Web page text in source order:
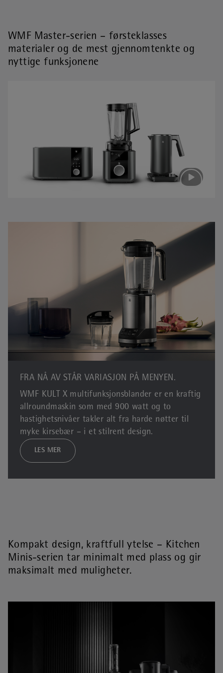
WMF Master-serien – førsteklasses
materialer og de mest gjennomtenkte og
nyttige funksjonene
FRA NÅ AV STÅR VARIASJON PÅ MENYEN.
WMF KULT X multifunksjonsblander er en kraftig
allroundmaskin som med 900 watt og to
hastighetsnivåer takler alt fra harde nøtter til
myke kirsebær – i et stilrent design.
LES MER
Kompakt design, kraftfull ytelse – Kitchen
Minis-serien tar minimalt med plass og gir
maksimalt med muligheter.